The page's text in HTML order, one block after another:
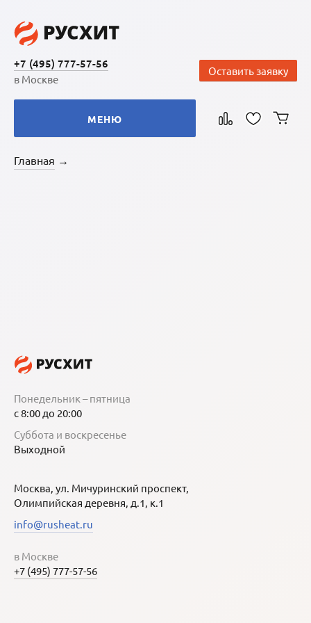
+7 (495) 777-57-56
в Москве
Оставить заявку
МЕНЮ
Главная →
Москва, ул. Мичуринский проспект,
Олимпийская деревня, д.1, к.1
info@rusheat.ru
Понедельник – пятница
с 8:00 до 20:00
Суббота и воскресенье
Выходной
в Москве
+7 (495) 777-57-56